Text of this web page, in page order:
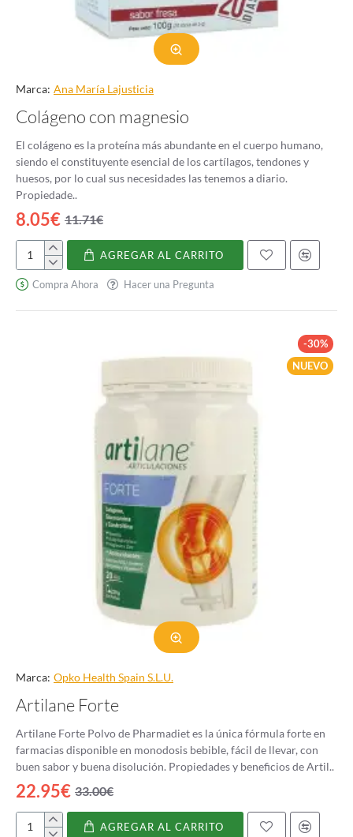
Marca: Ana Marí­a Lajusticia
Colágeno con magnesio
El colágeno es la proteína más abundante en el cuerpo humano,
siendo el constituyente esencial de los cartílagos, tendones y
huesos, por lo cual sus necesidades las tenemos a diario.
Propiedade..
8.05€ 11.71€
Colágeno
con
magnesio
AGREGAR AL CARRITO
Compra Ahora Hacer una Pregunta
NUEVO
-30%
Marca: Opko Health Spain S.L.U.
Artilane Forte
Artilane Forte Polvo de Pharmadiet es la única fórmula forte en
farmacias disponible en monodosis bebible, fácil de llevar, con
buen sabor y buena disolución. Propiedades y beneficios de Artil..
22.95€ 33.00€
Artilane
AGREGAR AL CARRITO